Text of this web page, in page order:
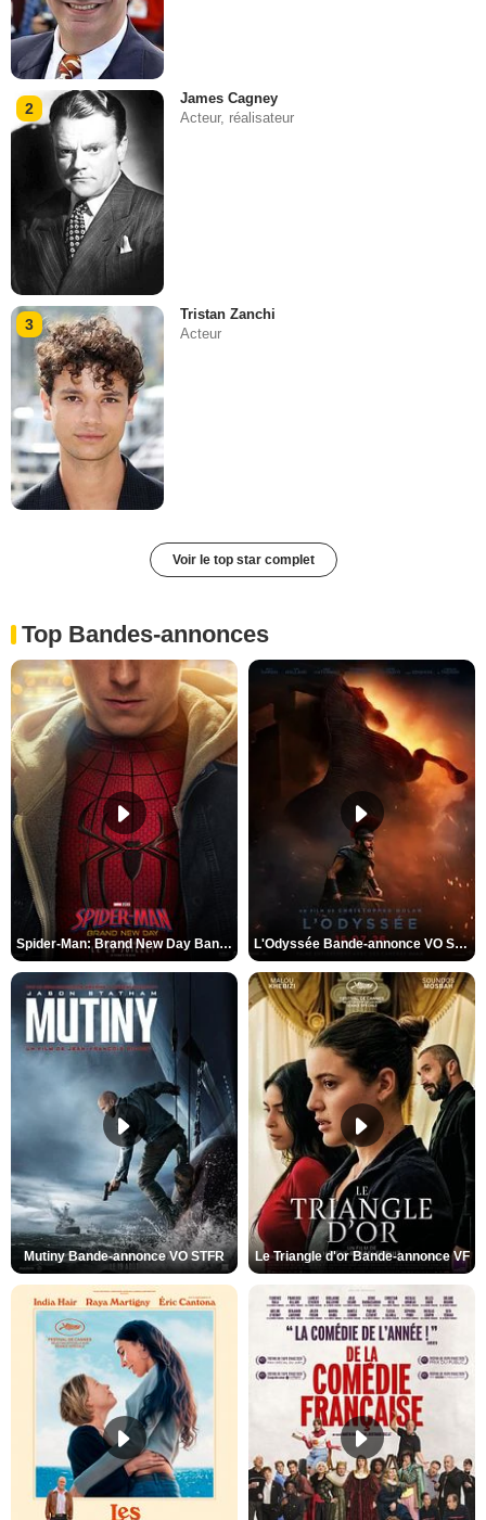
2
James Cagney
Acteur, réalisateur
3
Tristan Zanchi
Acteur
Voir le top star complet
Top Bandes-annonces
Spider-Man: Brand New Day Bande-annonce VO STFR L'Odyssée Bande-annonce VO STFR
Mutiny Bande-annonce VO STFR Le Triangle d'or Bande-annonce VF